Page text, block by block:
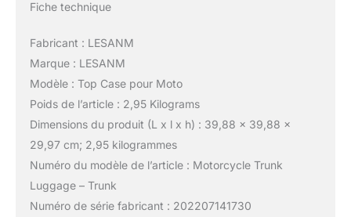
Fiche technique
Fabricant : LESANM
Marque : LESANM
Modèle : Top Case pour Moto
Poids de l’article : 2,95 Kilograms
Dimensions du produit (L x l x h) : 39,88 x 39,88 x
29,97 cm; 2,95 kilogrammes
Numéro du modèle de l’article : Motorcycle Trunk
Luggage – Trunk
Numéro de série fabricant : 202207141730